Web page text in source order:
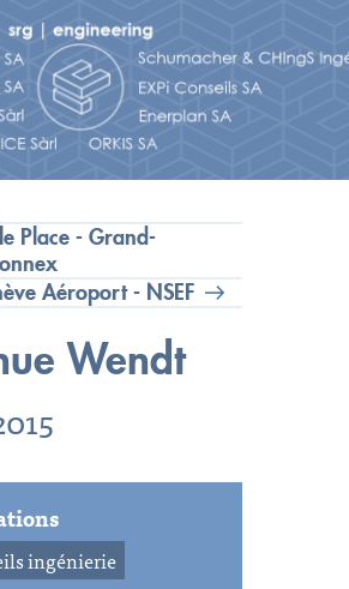
Place - Grand-
Aéroport - NSEF
Wendt
ingénierie